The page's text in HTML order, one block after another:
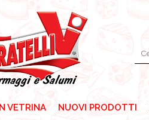
VETRINA NUOVI PRODOTTI
VETRINA NUOVI PRODOTTI